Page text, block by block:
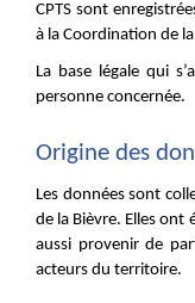
CPTS sont
à la Coordination de
La base légale qui
personne concernée.
Origine des
Les données sont
de la Bièvre. Elles
aussi provenir de
acteurs du territoire.